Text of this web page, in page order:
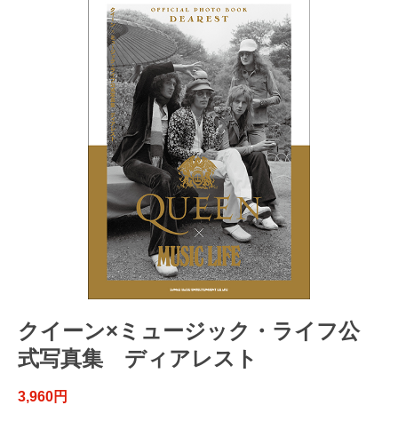
クイーン×ミュージック・ライフ公
式写真集 ディアレスト
3,960円